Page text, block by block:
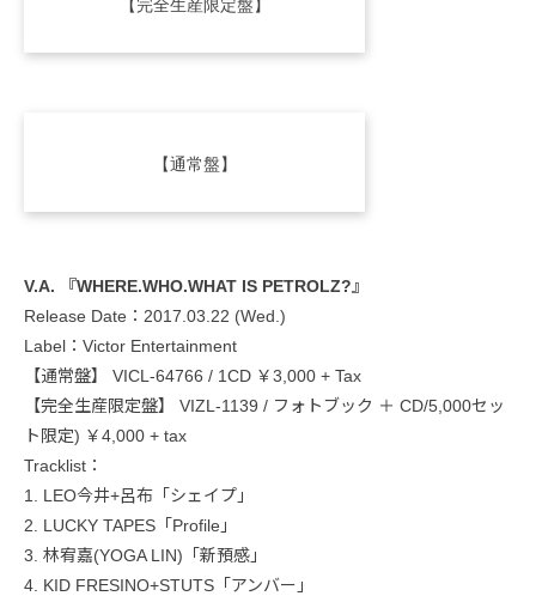
【通常盤】
V.A. 『WHERE.WHO.WHAT IS PETROLZ?』
Release Date：2017.03.22 (Wed.)
Label：Victor Entertainment
【通常盤】 VICL-64766 / 1CD ￥3,000 + Tax
【完全生産限定盤】 VIZL-1139 / フォトブック ＋ CD/5,000セッ
ト限定) ￥4,000 + tax
Tracklist：
1. LEO今井+呂布「シェイプ」
2. LUCKY TAPES「Profile」
3. 林宥嘉(YOGA LIN)「新預感」
4. KID FRESINO+STUTS「アンバー」